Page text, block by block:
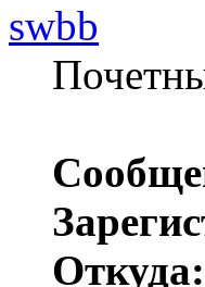
swbb
Откуда: